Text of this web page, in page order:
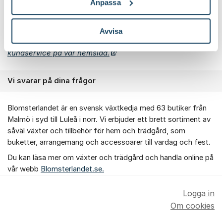
Anpassa
Avvisa
Gäller din fråga annat än växter och trädgård hjälper vi digvia
kundservice på vår hemsida.
Vi svarar på dina frågor
Blomsterlandet är en svensk växtkedja med 63 butiker från
Malmö i syd till Luleå i norr. Vi erbjuder ett brett sortiment av
såväl växter och tillbehör för hem och trädgård, som
buketter, arrangemang och accessoarer till vardag och fest.
Du kan läsa mer om växter och trädgård och handla online på
vår webb Blomsterlandet.se.
Logga in
Om cookies